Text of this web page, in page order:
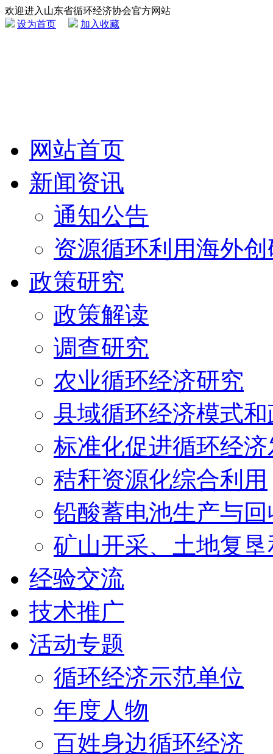
欢迎进入山东省循环经济协会官方网站
设为首页
加入收藏
网站首页
新闻资讯
通知公告
资源循环利用海外
政策研究
政策解读
调查研究
农业循环经济研究
县域循环经济模式
标准化促进循环经
秸秆资源化综合利用
铅酸蓄电池生产与回
矿山开采、土地复
经验交流
技术推广
活动专题
循环经济示范单位
年度人物
百姓身边循环经济